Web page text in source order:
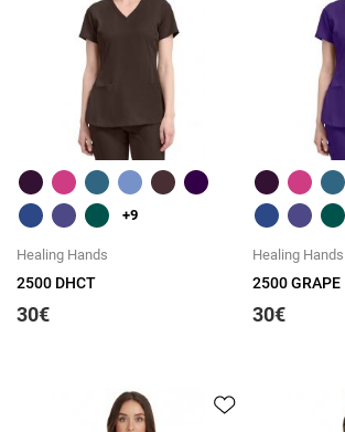
Быстрый обзор
+9
Healing Hands
2500 DHCT
30€
Healing Hands
2500 GRAPE
30€